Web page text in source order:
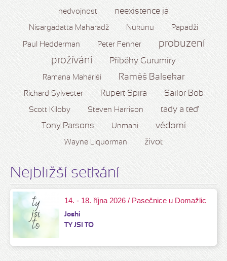
nedvojnost neexistence já
Nisargadatta Maharadž Nukunu Papadží
Paul Hedderman Peter Fenner
probuzení
prožívání
Příběhy Gurumíry
Ramana Maháriši Raméš Balsekar
Richard Sylvester Rupert Spira Sailor Bob
Scott Kiloby Steven Harrison tady a teď
Tony Parsons Unmani vědomí
Wayne Liquorman život
Nejbližší setkání
14. - 18. října 2026 / Pasečnice u Domažlic
Joshi
TY JSI TO